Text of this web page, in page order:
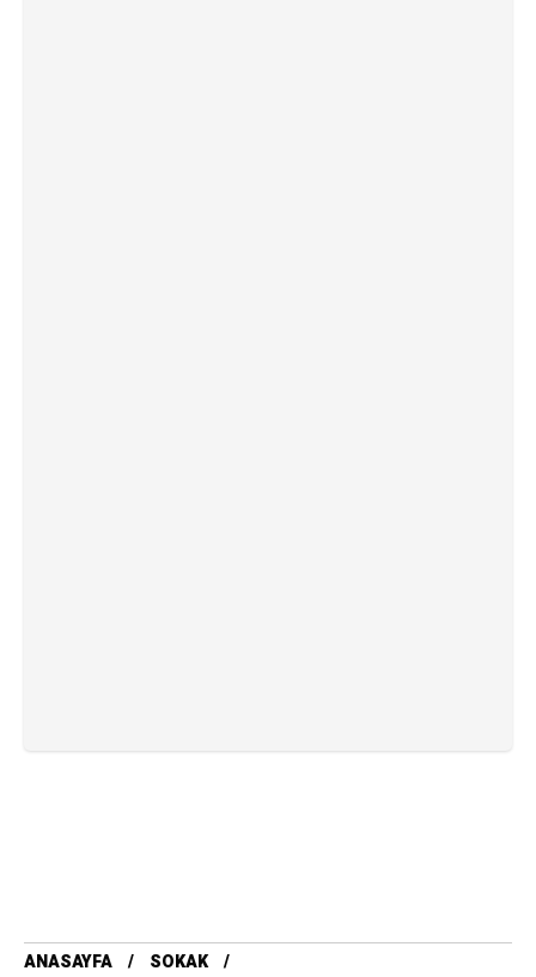
ANASAYFA
SOKAK